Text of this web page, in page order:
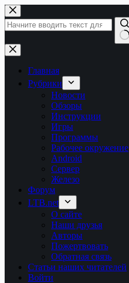
Перейти
к
сути
Ничего
не
найденоГлавная
Рубрики
Новости
Обзоры
Инструкции
Игры
Программы
Рабочее окружение
Android
Сервер
Железо
Форум
LTB.net
О сайте
Наши друзья
Авторы
Пожертвовать
Обратная связь
Статьи наших читателей
Войти